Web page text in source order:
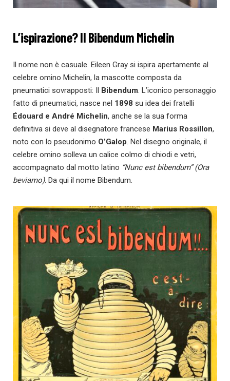
L’ispirazione? Il Bibendum Michelin
Il nome non è casuale. Eileen Gray si ispira apertamente al
celebre omino Michelin, la mascotte composta da
pneumatici sovrapposti: Il
Bibendum. L’iconico personaggio
fatto di pneumatici, nasce nel 1898 su idea dei fratelli
Édouard e André Michelin, anche se la sua forma
definitiva si deve al disegnatore francese Marius Rossillon,
noto con lo pseudonimo O’Galop. Nel disegno originale, il
celebre omino solleva un calice colmo di chiodi e vetri,
accompagnato dal motto latino “Nunc est bibendum” (Ora
beviamo). Da qui il nome Bibendum.